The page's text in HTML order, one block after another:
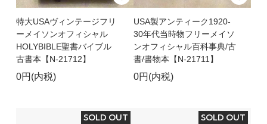
特大USAヴィンテージフリ
ーメイソンオフィシャル
HOLYBIBLE聖書バイブル
古書本【N-21712】
0円(内税)
USA製アンティーク1920-
30年代当時物フリーメイソ
ンオフィシャル百科事典/古
書/書物本【N-21711】
0円(内税)
SOLD OUT SOLD OUT